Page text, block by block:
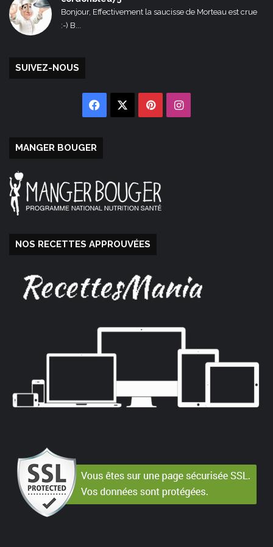
Bonjour, Effectivement la saucisse de Morteau est crue
:-) B...
SUIVEZ-NOUS
Facebook PinterestInstagram
MANGER BOUGER
NOS RECETTES APPROUVÉES